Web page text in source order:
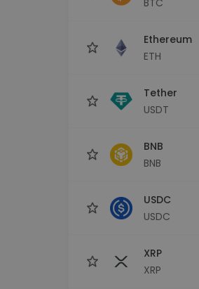
Ethereum
ETH
Tether
USDT
BNB
BNB
USDC
USDC
XRP
XRP